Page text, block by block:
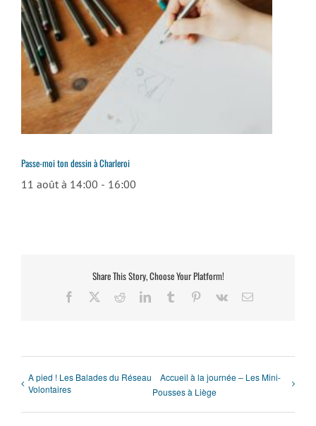
Passe-moi ton dessin à Charleroi
11 août à 14:00 - 16:00
Share This Story, Choose Your Platform!
Facebook RedditLinkedInTumblr Pinterest
Vk Email
A pied ! Les Balades du Réseau
Volontaires
Accueil à la journée – Les Mini-
Pousses à Liège